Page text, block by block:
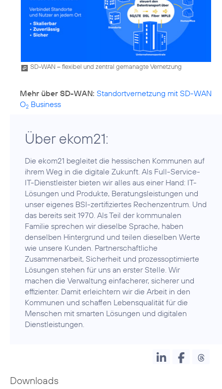
SD-WAN – flexibel und zentral gemanagte Vernetzung
Mehr über SD-WAN: Standortvernetzung mit SD-WAN
O2 Business
Über ekom21:
Die ekom21 begleitet die hessischen Kommunen auf
ihrem Weg in die digitale Zukunft. Als Full-Service-
IT-Dienstleister bieten wir alles aus einer Hand: IT-
Lösungen und Produkte, Beratungsleistungen und
unser eigenes BSI-zertifiziertes Rechenzentrum. Und
das bereits seit 1970. Als Teil der kommunalen
Familie sprechen wir dieselbe Sprache, haben
denselben Hintergrund und teilen dieselben Werte
wie unsere Kunden. Partnerschaftliche
Zusammenarbeit, Sicherheit und prozessoptimierte
Lösungen stehen für uns an erster Stelle. Wir
machen die Verwaltung einfacherer, sicherer und
effizienter. Damit erleichtern wir die Arbeit in den
Kommunen und schaffen Lebensqualität für die
Menschen mit smarten Lösungen und digitalen
Dienstleistungen.
Downloads